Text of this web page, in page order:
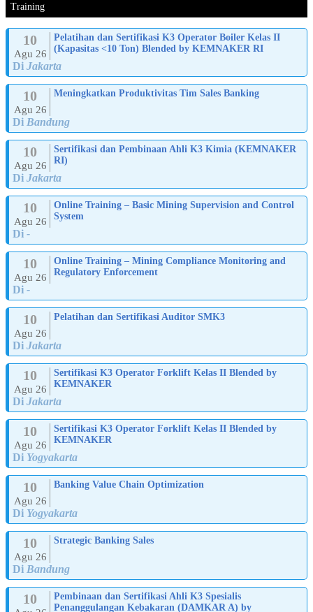
Training
10
Agu 26
Pelatihan dan Sertifikasi K3 Operator Boiler Kelas II
(Kapasitas <10 Ton) Blended by KEMNAKER RI
Di Jakarta
10
Agu 26
Meningkatkan Produktivitas Tim Sales Banking
Di Bandung
10
Agu 26
Sertifikasi dan Pembinaan Ahli K3 Kimia (KEMNAKER
RI)
Di Jakarta
10
Agu 26
Online Training – Basic Mining Supervision and Control
System
Di -
10
Agu 26
Online Training – Mining Compliance Monitoring and
Regulatory Enforcement
Di -
10
Agu 26
Pelatihan dan Sertifikasi Auditor SMK3
Di Jakarta
10
Agu 26
Sertifikasi K3 Operator Forklift Kelas II Blended by
KEMNAKER
Di Jakarta
10
Agu 26
Sertifikasi K3 Operator Forklift Kelas II Blended by
KEMNAKER
Di Yogyakarta
10
Agu 26
Banking Value Chain Optimization
Di Yogyakarta
10
Agu 26
Strategic Banking Sales
Di Bandung
10
Pembinaan dan Sertifikasi Ahli K3 Spesialis
Penanggulangan Kebakaran (DAMKAR A) by